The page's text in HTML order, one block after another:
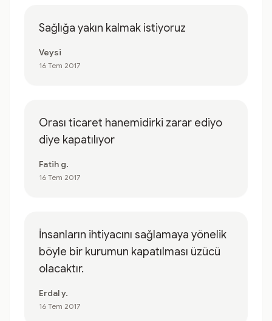
Sağlığa yakın kalmak istiyoruz
Veysi
16 Tem 2017
Orası ticaret hanemidirki zarar ediyo
diye kapatılıyor
Fatih g.
16 Tem 2017
İnsanların ihtiyacını sağlamaya yönelik
böyle bir kurumun kapatılması üzücü
olacaktır.
Erdal y.
16 Tem 2017